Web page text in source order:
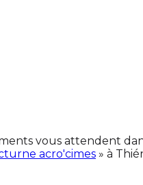
vous attendent
acro'cimes » à